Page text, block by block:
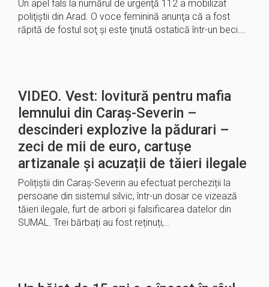
Un apel fals la numărul de urgenţă 112 a mobilizat
poliţiştii din Arad. O voce feminină anunţa că a fost
răpită de fostul soţ şi este ţinută ostatică într-un beci….
VIDEO. Vest: lovitură pentru mafia
lemnului din Caraș-Severin –
descinderi explozive la pădurari –
zeci de mii de euro, cartușe
artizanale și acuzații de tăieri ilegale
Polițiștii din Caraș-Severin au efectuat percheziții la
persoane din sistemul silvic, într-un dosar ce vizează
tăieri ilegale, furt de arbori și falsificarea datelor din
SUMAL. Trei bărbați au fost reținuți,…